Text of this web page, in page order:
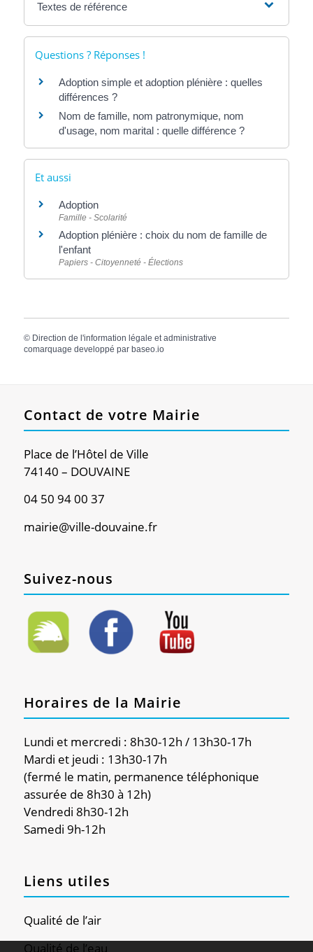
Textes de référence
Questions ? Réponses !
Adoption simple et adoption plénière : quelles
différences ?
Nom de famille, nom patronymique, nom
d'usage, nom marital : quelle différence ?
Et aussi
Adoption
Famille - Scolarité
Adoption plénière : choix du nom de famille de
l'enfant
Papiers - Citoyenneté - Élections
© Direction de l'information légale et administrative
comarquage developpé par baseo.io
Contact de votre Mairie
Place de l’Hôtel de Ville
74140 – DOUVAINE
04 50 94 00 37
mairie@ville-douvaine.fr
Suivez-nous
Horaires de la Mairie
Lundi et mercredi : 8h30-12h / 13h30-17h
Mardi et jeudi : 13h30-17h
(fermé le matin, permanence téléphonique
assurée de 8h30 à 12h)
Vendredi 8h30-12h
Samedi 9h-12h
Liens utiles
Qualité de l’air
Qualité de l’eau